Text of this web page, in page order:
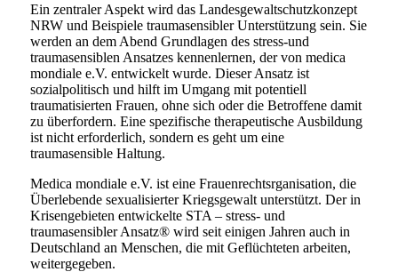
Ein zentraler Aspekt wird das Landesgewaltschutzkonzept
NRW und Beispiele traumasensibler Unterstützung sein. Sie
werden an dem Abend Grundlagen des stress-und
traumasensiblen Ansatzes kennenlernen, der von medica
mondiale e.V. entwickelt wurde. Dieser Ansatz ist
sozialpolitisch und hilft im Umgang mit potentiell
traumatisierten Frauen, ohne sich oder die Betroffene damit
zu überfordern. Eine spezifische therapeutische Ausbildung
ist nicht erforderlich, sondern es geht um eine
traumasensible Haltung.
Medica mondiale e.V. ist eine Frauenrechtsrganisation, die
Überlebende sexualisierter Kriegsgewalt unterstützt. Der in
Krisengebieten entwickelte STA – stress- und
traumasensibler Ansatz® wird seit einigen Jahren auch in
Deutschland an Menschen, die mit Geflüchteten arbeiten,
weitergegeben.